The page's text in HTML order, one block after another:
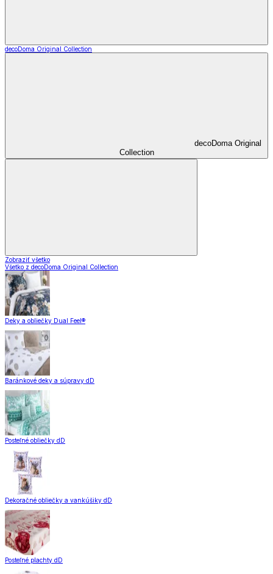
decoDoma Original Collection
decoDoma Original
Collection
Zobraziť všetko
Všetko z decoDoma Original Collection
Deky a obliečky Dual Feel®
Baránkové deky a súpravy dD
Posteľné obliečky dD
Dekoračné obliečky a vankúšiky dD
Posteľné plachty dD